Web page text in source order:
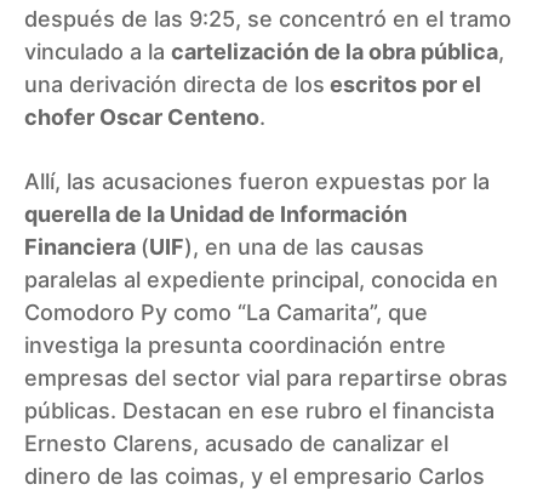
después de las 9:25, se concentró en el tramo
vinculado a la cartelización de la obra pública,
una derivación directa de los escritos por el
chofer Oscar Centeno.
Allí, las acusaciones fueron expuestas por la
querella de la Unidad de Información
Financiera (UIF), en una de las causas
paralelas al expediente principal, conocida en
Comodoro Py como “La Camarita”, que
investiga la presunta coordinación entre
empresas del sector vial para repartirse obras
públicas. Destacan en ese rubro el financista
Ernesto Clarens, acusado de canalizar el
dinero de las coimas, y el empresario Carlos